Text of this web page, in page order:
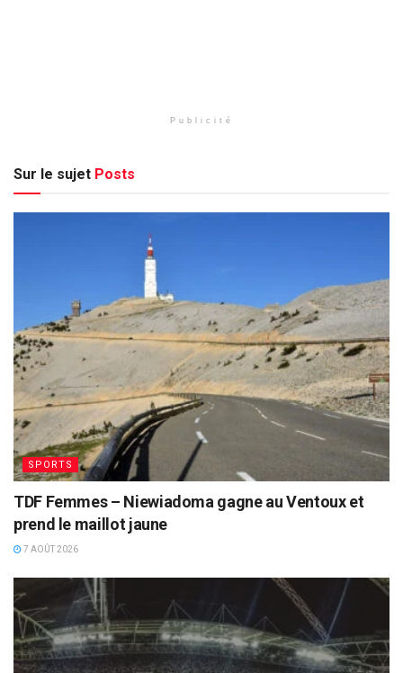
Publicité
Sur le sujet Posts
SPORTS
TDF Femmes – Niewiadoma gagne au Ventoux et
prend le maillot jaune
7 AOÛT 2026